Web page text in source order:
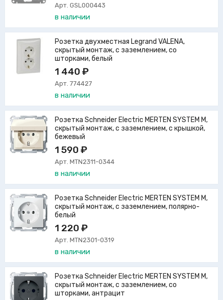
Арт. GSL000443
в наличии
Розетка двухместная Legrand VALENA,
скрытый монтаж, с заземлением, со
шторками, белый
1 440 ₽
Арт. 774427
в наличии
Розетка Schneider Electric MERTEN SYSTEM M,
скрытый монтаж, с заземлением, с крышкой,
бежевый
1 590 ₽
Арт. MTN2311-0344
в наличии
Розетка Schneider Electric MERTEN SYSTEM M,
скрытый монтаж, с заземлением, полярно-
белый
1 220 ₽
Арт. MTN2301-0319
в наличии
Розетка Schneider Electric MERTEN SYSTEM M,
скрытый монтаж, с заземлением, со
шторками, антрацит